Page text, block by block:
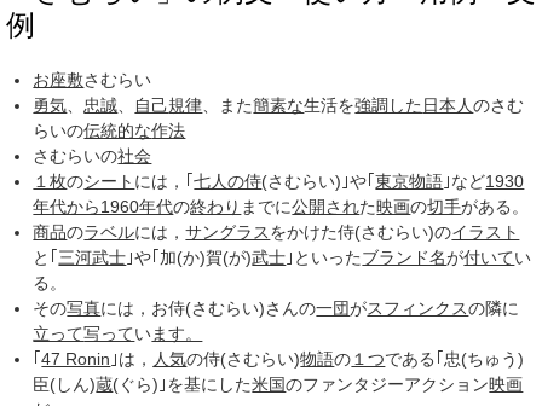
例
お座敷さむらい
勇気、忠誠、 自己規律、また簡素な生活を強調した 日本人のさむ
らいの伝統的な作法
さむらいの社会
１枚のシート には，｢七人の侍(さむらい)｣や｢東京物語 ｣など1930
年代から1960年代の終わり までに公開された映画の切手がある。
商品のラベルには，サングラスをかけた侍(さむらい)のイラスト
と｢三河武士 ｣や｢加(か)賀(が)武士 ｣といったブランド名が付いてい
る。
その写真には，お侍(さむらい)さんの一団がスフィンクスの隣に
立って写っています。
｢47 Ronin ｣は， 人気の侍(さむらい)物語の１つである｢忠(ちゅう)
臣(しん)蔵(ぐら)｣を基にした米国のファンタジーアクション映画